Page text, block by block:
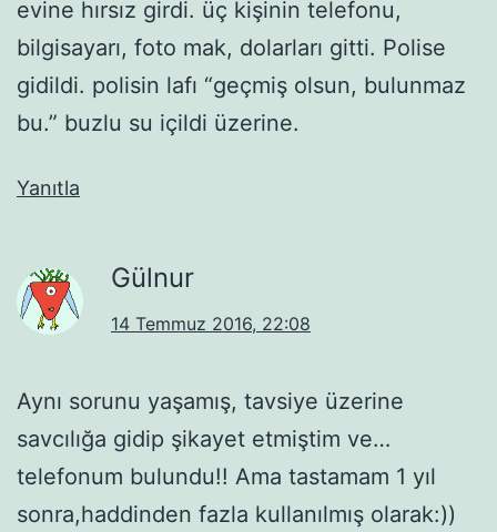
evine hırsız girdi. üç kişinin telefonu,
bilgisayarı, foto mak, dolarları gitti. Polise
gidildi. polisin lafı “geçmiş olsun, bulunmaz
bu.” buzlu su içildi üzerine.
Yanıtla
Gülnur
14 Temmuz 2016, 22:08
Aynı sorunu yaşamış, tavsiye üzerine
savcılığa gidip şikayet etmiştim ve…
telefonum bulundu!! Ama tastamam 1 yıl
sonra,haddinden fazla kullanılmış olarak:))